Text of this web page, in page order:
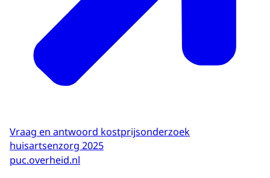
Vraag en antwoord kostprijsonderzoek
huisartsenzorg 2025
puc.overheid.nl